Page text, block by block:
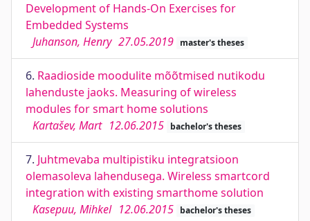
Development of Hands-On Exercises for
Embedded Systems
Juhanson, Henry 27.05.2019 master's theses
6. Raadioside moodulite mõõtmised nutikodu
lahenduste jaoks. Measuring of wireless
modules for smart home solutions
Kartašev, Mart 12.06.2015 bachelor's theses
7. Juhtmevaba multipistiku integratsioon
olemasoleva lahendusega. Wireless smartcord
integration with existing smarthome solution
Kasepuu, Mihkel 12.06.2015 bachelor's theses